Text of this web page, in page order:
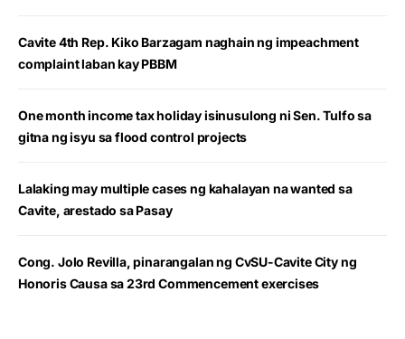
Cavite 4th Rep. Kiko Barzagam naghain ng impeachment
complaint laban kay PBBM
One month income tax holiday isinusulong ni Sen. Tulfo sa
gitna ng isyu sa flood control projects
Lalaking may multiple cases ng kahalayan na wanted sa
Cavite, arestado sa Pasay
Cong. Jolo Revilla, pinarangalan ng CvSU-Cavite City ng
Honoris Causa sa 23rd Commencement exercises